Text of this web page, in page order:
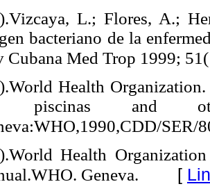
L.; Flores, A.;
bacteriano de la
Cubana Med Trop 1999;
Health
piscinas and
SER/
Health
Geneva. [